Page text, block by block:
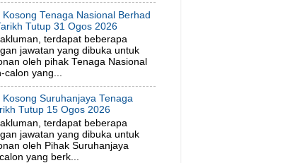
Kosong Tenaga Nasional Berhad
Tutup 31 Ogos 2026
terdapat beberapa
jawatan yang dibuka untuk
oleh pihak Tenaga Nasional
calon yang...
Kosong Suruhanjaya Tenaga
Tutup 15 Ogos 2026
terdapat beberapa
jawatan yang dibuka untuk
oleh Pihak Suruhanjaya
yang berk...